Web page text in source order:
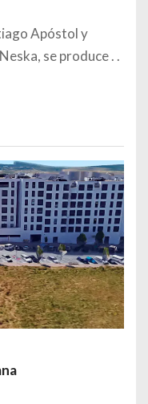
Apóstol y
se produce